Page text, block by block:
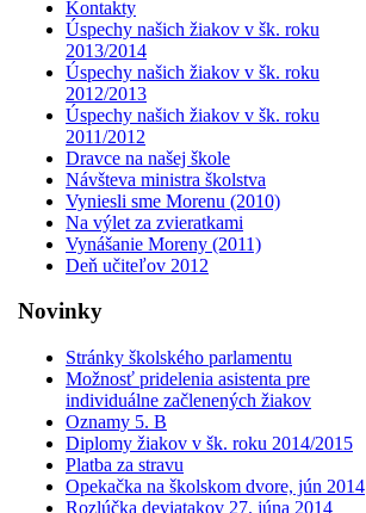
Kontakty
Úspechy našich žiakov v šk. roku
2013/2014
Úspechy našich žiakov v šk. roku
2012/2013
Úspechy našich žiakov v šk. roku
2011/2012
Dravce na našej škole
Návšteva ministra školstva
Vyniesli sme Morenu (2010)
Na výlet za zvieratkami
Vynášanie Moreny (2011)
Deň učiteľov 2012
Novinky
Stránky školského parlamentu
Možnosť pridelenia asistenta pre
individuálne začlenených žiakov
Oznamy 5. B
Diplomy žiakov v šk. roku 2014/2015
Platba za stravu
Opekačka na školskom dvore, jún 2014
Rozlúčka deviatakov 27. júna 2014